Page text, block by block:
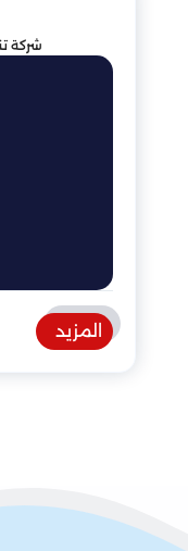
شركة
المزيد